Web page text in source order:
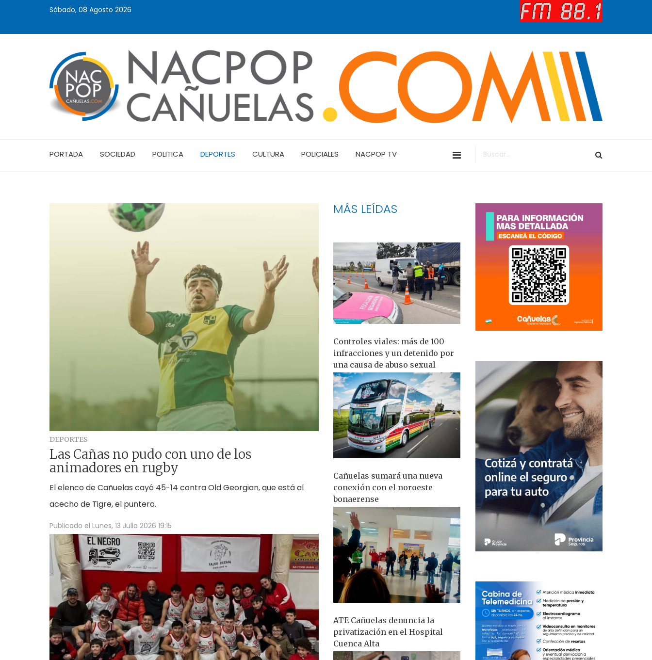
Sábado, 08 Agosto 2026
PORTADA SOCIEDAD POLITICA DEPORTES CULTURA POLICIALES NACPOP TV
DEPORTES
Las Cañas no pudo con uno de los
animadores en rugby
El elenco de Cañuelas cayó 45-14 contra Old Georgian, que está al
acecho de Tigre, el puntero.
Publicado el Lunes, 13 Julio 2026 19:15
MÁS LEÍDAS
Controles viales: más de 100
infracciones y un detenido por
una causa de abuso sexual
Cañuelas sumará una nueva
conexión con el noroeste
bonaerense
ATE Cañuelas denuncia la
privatización en el Hospital
Cuenca Alta